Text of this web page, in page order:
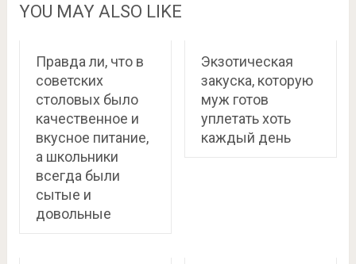
YOU MAY ALSO LIKE
Правда ли, что в
советских
столовых было
качественное и
вкусное питание,
а школьники
всегда были
сытые и
довольные
Экзотическая
закуска, которую
муж готов
уплетать хоть
каждый день